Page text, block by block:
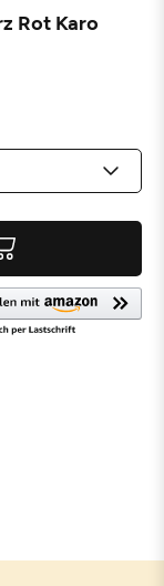
Rot Karo